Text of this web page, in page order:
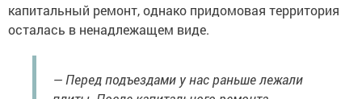
капитальный ремонт, однако придомовая территория
осталась в ненадлежащем виде.
— Перед подъездами у нас раньше лежали